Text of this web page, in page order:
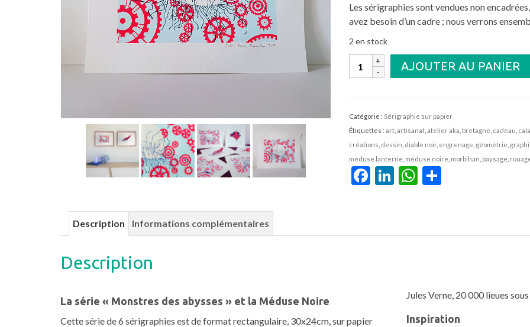
Les sérigraphies sont vendues non
avez besoin d’un cadre ; nous verrons
2 en stock
quantité
de
AJOUTER AU PANIER
Catégorie : Sérigraphie sur papier
Étiquettes : art, artisanat, atelier aka bretagne cadeau
créations dessin diable noir, engrenage géométrie
méduse lanterne méduse noire morbihan paysage
Facebook
LinkedIn
WhatsApp
Partager
Description Informations complémentaires
Description
La série « Monstres des abysses » et la Méduse Noire
Cette série de 6 sérigraphies est de format rectangulaire, 30x24cm, sur papier
Jules Verne, 20 000 lieues
Inspiration